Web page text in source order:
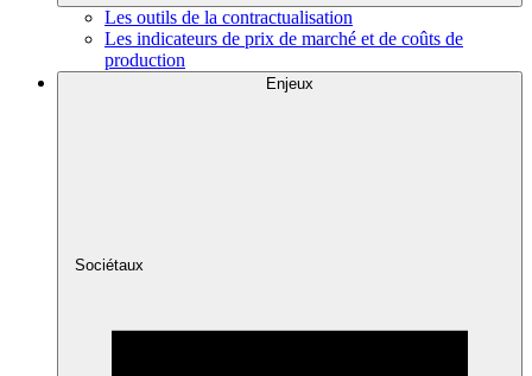
Les outils de la contractualisation
Les indicateurs de prix de marché et de coûts de
production
Enjeux
Sociétaux